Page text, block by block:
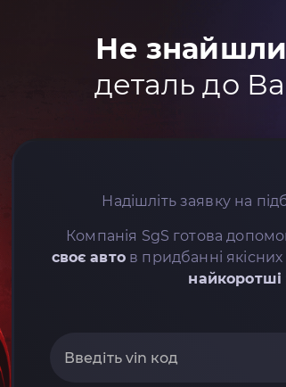
Не знайшли
деталь до
Надішліть заявку на
Компанія SgS готова
своє автов придбанні
найкоротші